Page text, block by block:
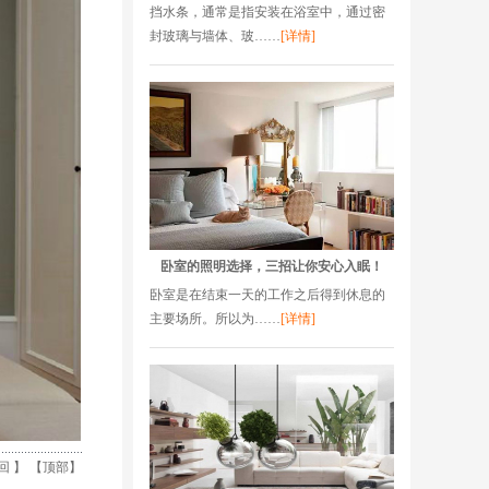
】 【顶部】
挡水条，通常是指安装在浴室中，通过密
封玻璃与墙体、玻……[详情]
卧室的照明选择，三招让你安心入眠！
卧室是在结束一天的工作之后得到休息的
主要场所。所以为……[详情]